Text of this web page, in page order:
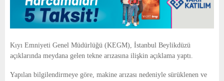
E
Kıyı Emniyeti Genel Müdürlüğü (KEGM), İstanbul Beylikdüzü
açıklarında meydana gelen tekne arızasına ilişkin açıklama yaptı.
Yapılan bilgilendirmeye göre, makine arızası nedeniyle sürüklenen ve